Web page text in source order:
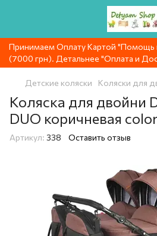
Принимаем Оплату Картой "Помощь
(7000 грн). Детальнее "Оплата и
Детские коляски Коляски для
Коляска для двойни
DUO коричневая
Артикул: 338 Оставить отзыв